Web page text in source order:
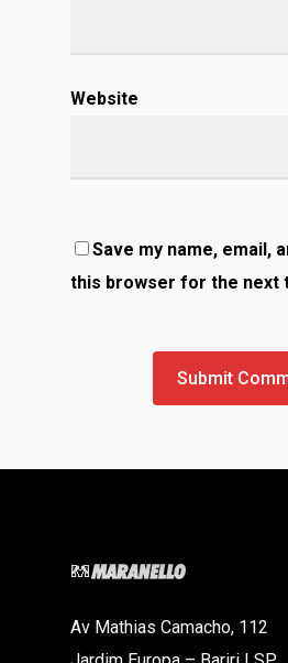
Website
Save my name, email,
this browser for the next
Av Mathias Camacho, 112